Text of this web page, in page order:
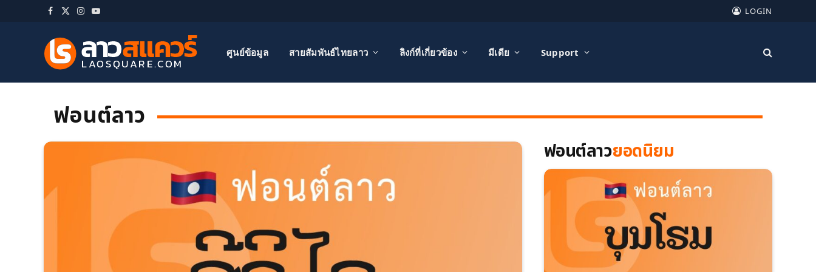
Facebook
X
Instagram
YouTube LOGIN
ศูนย์ข้อมูล สายสัมพันธ์ไทยลาว ลิงก์ที่เกี่ยวข้อง มีเดีย Support
ฟอนต์ลาว
ฟอนต์ลาวยอดนิยม